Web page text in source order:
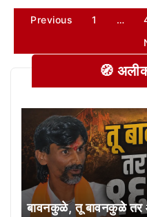
Previous 1 …
🧭
बावनकुळे, तू बावनकुळे तर